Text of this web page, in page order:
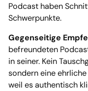
Podcast haben
Schwerpunkte.
Gegenseitige
befreundeten
in seiner. Kein
sondern eine
weil es authentisch